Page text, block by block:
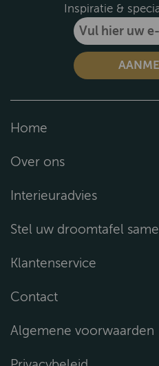
Inspiratie &
Home
Over ons
Interieuradvies
Stel uw droomtafel
Klantenservice
Contact
Algemene voorwaarden